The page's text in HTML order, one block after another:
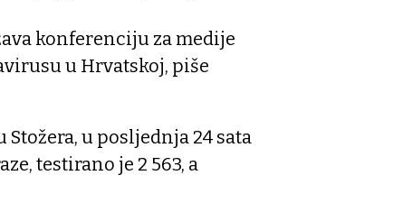
konferenciju za medije
u Hrvatskoj, piše
u posljednja 24 sata
testirano je 2 563, a